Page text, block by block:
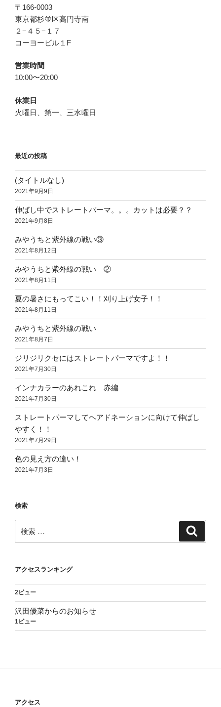
〒166-0003
東京都杉並区高円寺南
２−４５−１７
コーヨービル１F
営業時間
10:00〜20:00
休業日
火曜日、第一、三水曜日
最近の投稿
(タイトルなし)
2021年9月9日
伸ばし中でストレートパーマ。。。カットは必要？？
2021年9月8日
みやうちと紫外線の戦い③
2021年8月12日
みやうちと紫外線の戦い ②
2021年8月11日
夏の暑さにもってこい！！刈り上げ女子！！
2021年8月11日
みやうちと紫外線の戦い
2021年8月7日
ジリジリクセにはストレートパーマですよ！！
2021年7月30日
インナカラーのあれこれ 赤編
2021年7月30日
ストレートパーマしてヘアドネーションに向けて伸ばし
やすく！！
2021年7月29日
色の見え方の違い！
2021年7月3日
検索
索:
アクセスランキング
2ビュー
沢田優菜からのお知らせ
1ビュー
アクセス